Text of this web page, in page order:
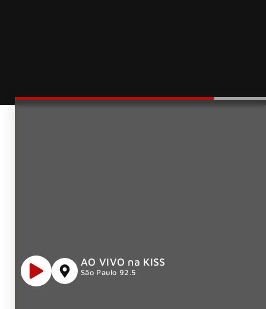
AO VIVO na KISS
São Paulo 92.5